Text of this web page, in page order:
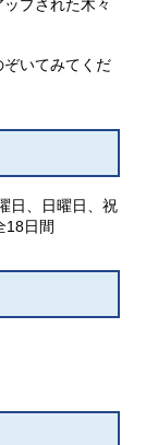
プされた木々
いてみてくだ
日、日曜日、祝
18日間